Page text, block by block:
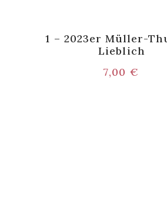
1 – 2023er Müller-
Lieblich
7,00€